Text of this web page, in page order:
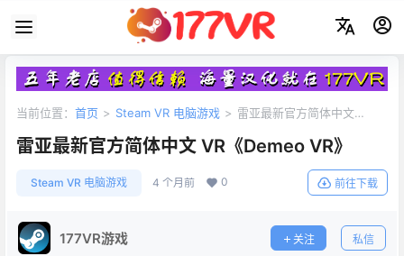
当前位置： 首页 > Steam VR 电脑游戏 > 雷亚最新官方简体中文
雷亚最新官方简体中文 VR《Demeo VR》
Steam VR 电脑游戏 4 个月前 0 前往下载
177VR游戏 关注 私信